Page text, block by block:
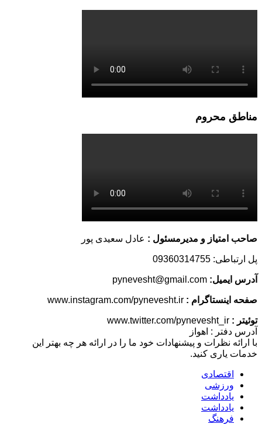
مناطق محروم
صاحب امتیاز و مدیرمسئول : عادل سعیدی پور
پل ارتباطی: 09360314755
آدرس ایمیل:
صفحه اینستاگرام :
توئیتر :
آدرس دفتر : اهواز
با ارائه نظرات و پیشنهادات خود ما را در ارائه هر چه بهتر این
خدمات یاری کنید.
اقتصادی
ورزشی
یادداشت
یادداشت
فرهنگ